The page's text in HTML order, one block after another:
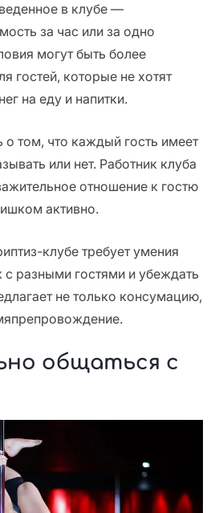
в клубе —
за час или за одно
могут быть более
гостей, которые не хотят
на еду и напитки.
том, что каждый гость имеет
или нет. Работник клуба
отношение к гостю
активно.
клубе требует умения
разными гостями и убеждать
не только консумацию,
общаться с